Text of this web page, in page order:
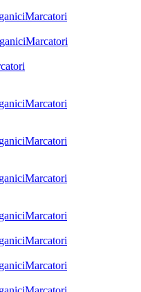
Marcatori
Marcatori
Marcatori
Marcatori
Marcatori
Marcatori
Marcatori
Marcatori